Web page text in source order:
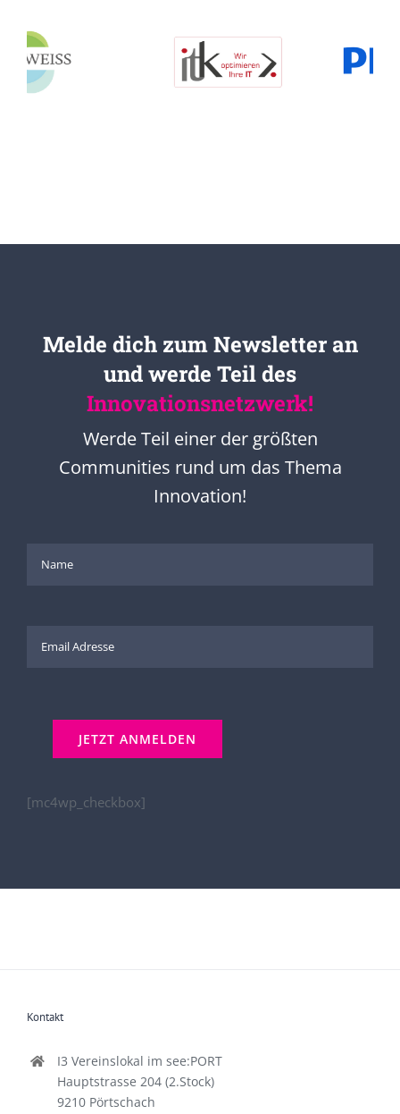
Melde dich zum Newsletter an
und werde Teil des
Innovationsnetzwerk!
Werde Teil einer der größten
Communities rund um das Thema
Innovation!
[mc4wp_checkbox]
Kontakt
I3 Vereinslokal im see:PORT
Hauptstrasse 204 (2.Stock)
9210 Pörtschach